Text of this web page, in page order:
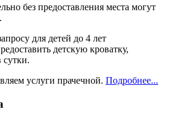
без предоставления места могут
для детей до 4 лет
детскую кроватку,
сутки.
услуги прачечной. Подробнее...